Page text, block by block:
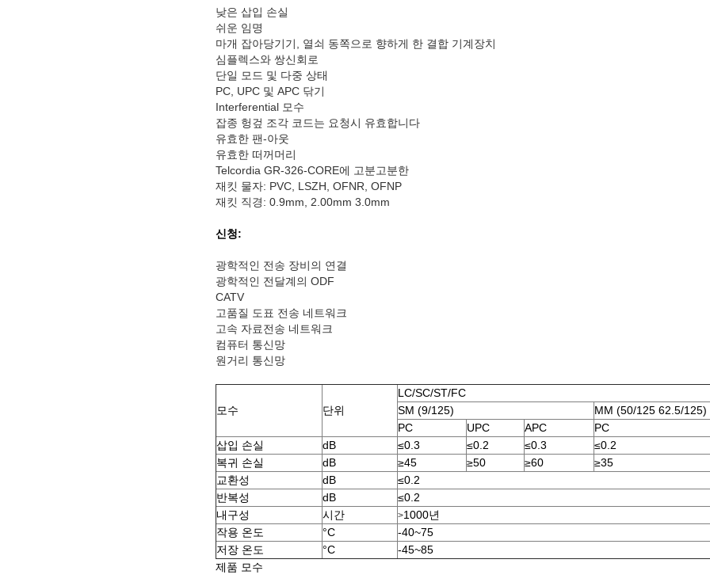
낮은 삽입 손실
쉬운 임명
마개 잡아당기기, 열쇠 동쪽으로 향하게 한 결합 기계장치
심플렉스와 쌍신회로
단일 모드 및 다중 상태
PC, UPC 및 APC 닦기
Interferential 모수
잡종 헝겊 조각 코드는 요청시 유효합니다
유효한 팬-아웃
유효한 떠꺼머리
Telcordia GR-326-CORE에 고분고분한
재킷 물자: PVC, LSZH, OFNR, OFNP
재킷 직경: 0.9mm, 2.00mm 3.0mm
신청:
광학적인 전송 장비의 연결
광학적인 전달계의 ODF
CATV
고품질 도표 전송 네트워크
고속 자료전송 네트워크
컴퓨터 통신망
원거리 통신망
모수 단위
LC/SC/ST/FC
SM (9/125)
MM (50/125 62.5/125)
PC
UPC APC
PC
삽입 손실
dB ≤0.3 ≤0.2 ≤0.3
≤0.2
복귀 손실
dB ≥45 ≥50 ≥60
≥35
교환성
dB
≤0.2
반복성
dB
≤0.2
내구성
시간 >1000년
작용 온도
°C
-40~75
저장 온도
°C
-45~85
제품 모수